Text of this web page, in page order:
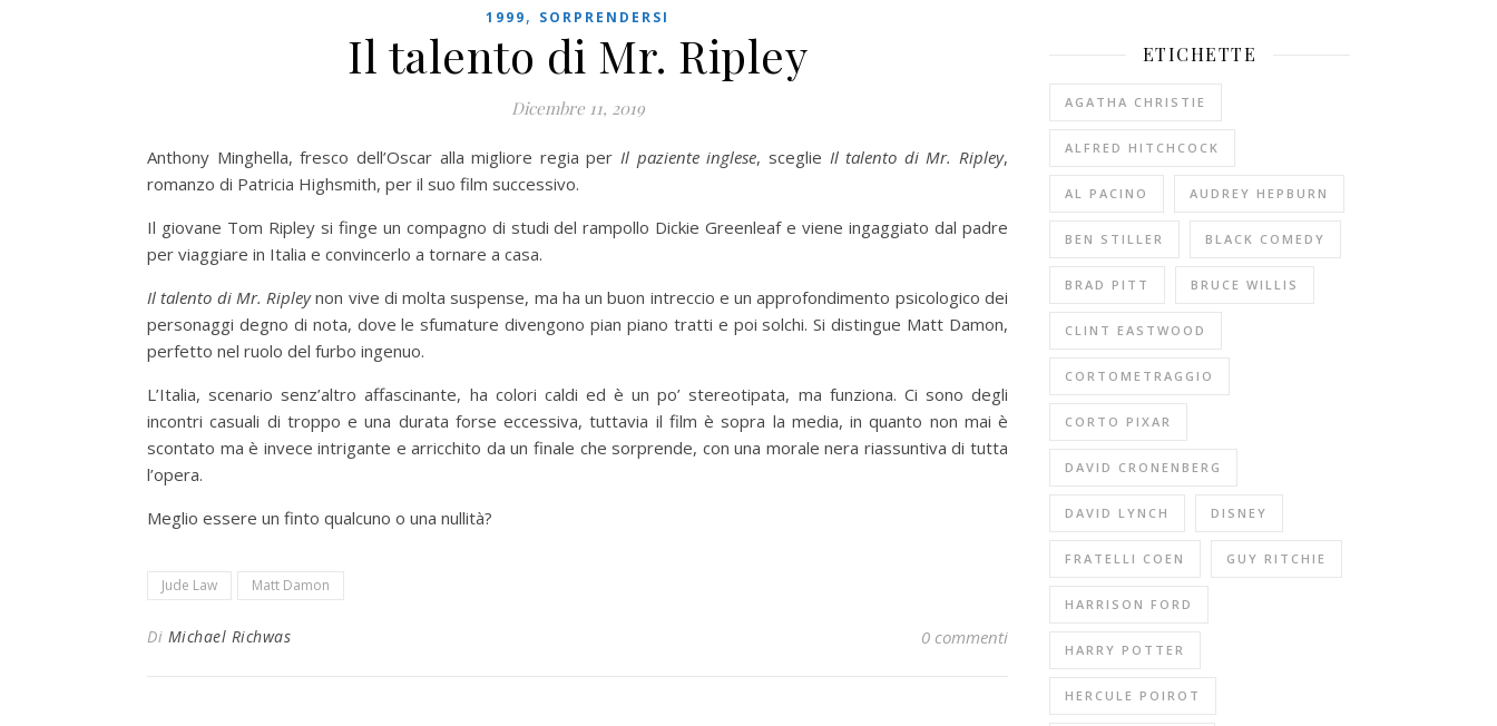
1999, SORPRENDERSI
Il talento di Mr. Ripley
Dicembre 11, 2019
Anthony Minghella, fresco dell’Oscar alla migliore regia per Il paziente inglese, sceglie Il talento di Mr. Ripley,
romanzo di Patricia Highsmith, per il suo film successivo.
Il giovane Tom Ripley si finge un compagno di studi del rampollo Dickie Greenleaf e viene ingaggiato dal padre
per viaggiare in Italia e convincerlo a tornare a casa.
Il talento di Mr. Ripleynon vive di molta suspense, ma ha un buon intreccio e un approfondimento psicologico dei
personaggi degno di nota, dove le sfumature divengono pian piano tratti e poi solchi. Si distingue Matt Damon,
perfetto nel ruolo del furbo ingenuo.
L’Italia, scenario senz’altro affascinante, ha colori caldi ed è un po’ stereotipata, ma funziona. Ci sono degli
incontri casuali di troppo e una durata forse eccessiva, tuttavia il film è sopra la media, in quanto non mai è
scontato ma è invece intrigante e arricchito da un finale che sorprende, con una morale nera riassuntiva di tutta
l’opera.
Meglio essere un finto qualcuno o una nullità?
Jude Law Matt Damon
Di Michael Richwas 0 commenti
ETICHETTE
AGATHA CHRISTIE
ALFRED HITCHCOCK
AL PACINO AUDREY HEPBURN
BEN STILLER BLACK COMEDY
BRAD PITT BRUCE WILLIS
CLINT EASTWOOD
CORTOMETRAGGIO
CORTO PIXAR
DAVID CRONENBERG
DAVID LYNCH DISNEY
FRATELLI COEN GUY RITCHIE
HARRISON FORD
HARRY POTTER
HERCULE POIROT